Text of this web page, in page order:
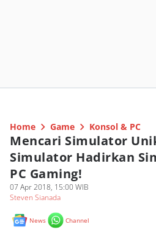
Home Game Konsol & PC
Mencari Simulator
Simulator Hadirkan
PC Gaming!
07 Apr 2018, 15:00 WIB
Steven Sianada
News Channel